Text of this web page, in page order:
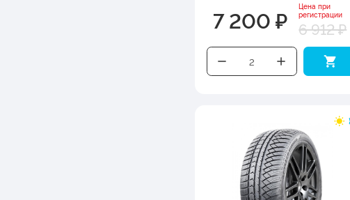
7 200 ₽
Цена при
регистрации
6 912 ₽